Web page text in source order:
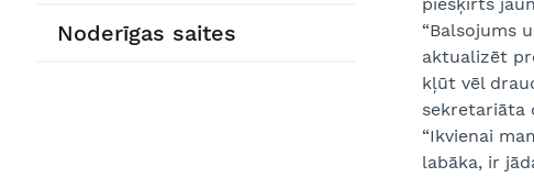
Noderīgas saites
“Balsojums
aktualizēt
kļūt vēl
sekretariāta
“Ikvienai
labāka, ir